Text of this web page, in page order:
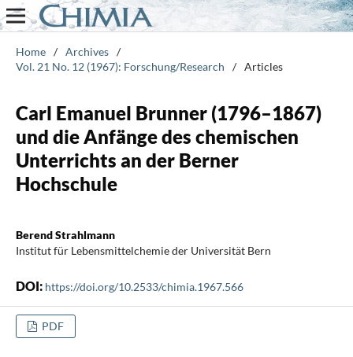
Home / Archives /
Vol. 21 No. 12 (1967): Forschung/Research
/ Articles
Carl Emanuel Brunner (1796–1867)
und die Anfänge des chemischen
Unterrichts an der Berner
Hochschule
Berend Strahlmann
Institut für Lebensmittelchemie der Universität Bern
DOI: https://doi.org/10.2533/chimia.1967.566
PDF